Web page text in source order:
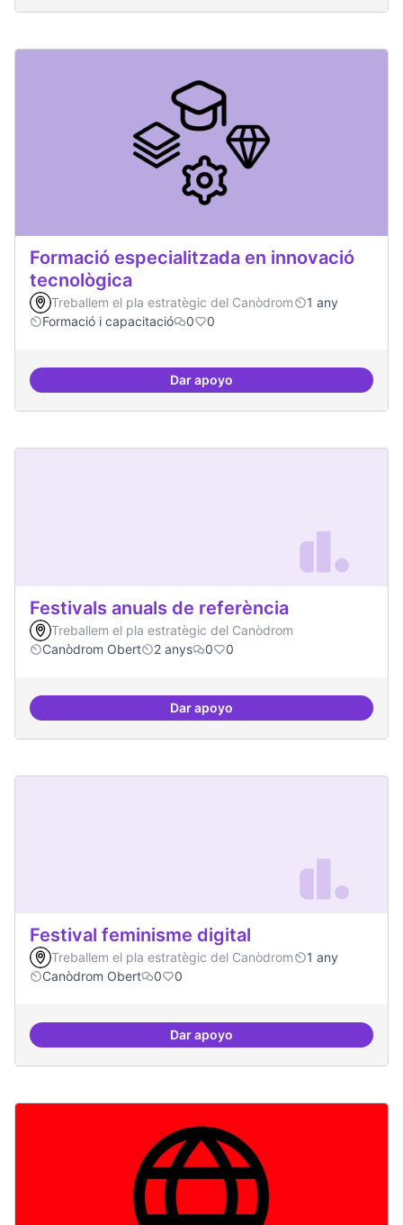
Formació especialitzada en innovació
tecnològica
Treballem el pla estratègic del Canòdrom
1 any
Formació i capacitació
0 0
Dar apoyoFormació especialitzada en
Festivals anuals de referència
Treballem el pla estratègic del Canòdrom
Canòdrom Obert
2 anys 0 0
Dar apoyoFestivals anuals de referència
Festival feminisme digital
Treballem el pla estratègic del Canòdrom
1 any
Canòdrom Obert
0 0
Dar apoyoFestival feminisme digital